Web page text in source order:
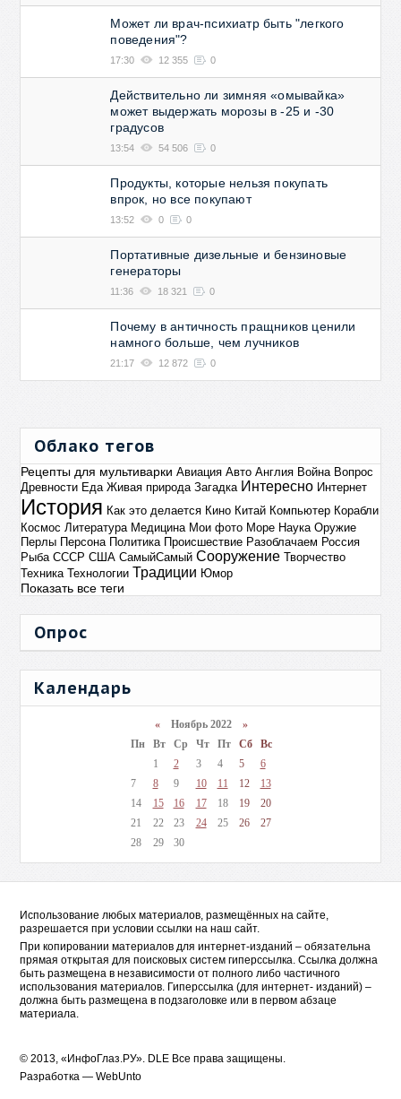
Может ли врач-психиатр быть "легкого
поведения"?
17:30 12 355 0
Действительно ли зимняя «омывайка»
может выдержать морозы в -25 и -30
градусов
13:54 54 506 0
Продукты, которые нельзя покупать
впрок, но все покупают
13:52 0 0
Портативные дизельные и бензиновые
генераторы
11:36 18 321 0
Почему в античность пращников ценили
намного больше, чем лучников
21:17 12 872 0
Облако тегов
Рецепты для мультиварки Авиация Авто Англия Война Вопрос
Древности Еда Живая природа Загадка Интересно Интернет
История Как это делается Кино Китай Компьютер Корабли
Космос Литература Медицина Мои фото Море Наука Оружие
Перлы Персона Политика Происшествие Разоблачаем Россия
Рыба СССР США СамыйСамый Сооружение Творчество
Техника Технологии Традиции Юмор
Показать все теги
Опрос
Календарь
«Ноябрь 2022 »
Пн
Вт Ср Чт Пт Сб
Вс
1
2 3 4 5
6
7
8 9 10 11 12
13
14
15 16 17 18 19
20
21
22 23 24 25 26
27
28
29 30
Использование любых материалов, размещённых на сайте,
разрешается при условии ссылки на наш сайт.
При копировании материалов для интернет-изданий – обязательна
прямая открытая для поисковых систем гиперссылка. Ссылка должна
быть размещена в независимости от полного либо частичного
использования материалов. Гиперссылка (для интернет- изданий) –
должна быть размещена в подзаголовке или в первом абзаце
материала.
© 2013, «ИнфоГлаз.РУ». DLE Все права защищены.
Разработка —WebUnto